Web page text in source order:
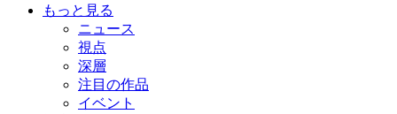
もっと見る
ニュース
視点
深層
注目の作品
イベント